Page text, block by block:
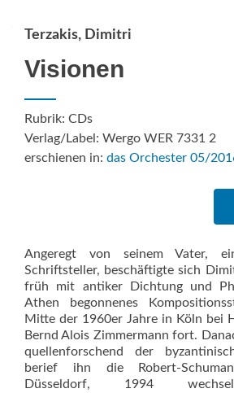
Terzakis, Dimitri
Visionen
Rubrik: CDs
Verlag/Label: Wergo WER 7331 2
erschienen in: das Orchester 05/
Angeregt von seinem Vater,
Schriftsteller, beschäftigte sich
früh mit antiker Dichtung und
Athen begonnenes
Mitte der 1960er Jahre in Köln bei
Bernd Alois Zimmermann fort.
quellenforschend der
berief ihn die Robert-
Düsseldorf, 1994